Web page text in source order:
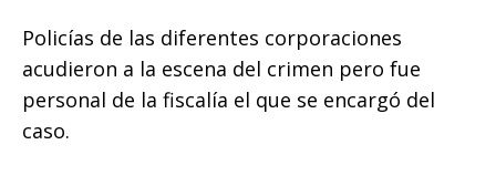
Policías de las diferentes corporaciones
acudieron a la escena del crimen pero fue
personal de la fiscalía el que se encargó del
caso.